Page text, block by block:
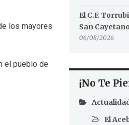
los mayores
el pueblo de
El C.F.
San
06/08/2026
¡No Te
El